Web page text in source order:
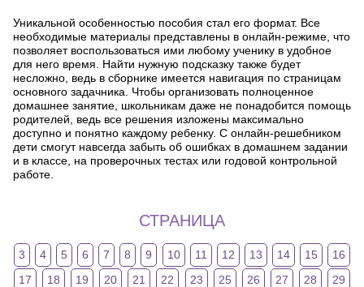
Уникальной особенностью пособия стал его формат. Все
необходимые материалы представлены в онлайн-режиме, что
позволяет воспользоваться ими любому ученику в удобное
для него время. Найти нужную подсказку также будет
несложно, ведь в сборнике имеется навигация по страницам
основного задачника. Чтобы организовать полноценное
домашнее занятие, школьникам даже не понадобится помощь
родителей, ведь все решения изложены максимально
доступно и понятно каждому ребенку. С онлайн-решебником
дети смогут навсегда забыть об ошибках в домашнем задании
и в классе, на проверочных тестах или годовой контрольной
работе.
СТРАНИЦА
3 4 5 6 7 8 9 10 11 12 13 14 15
16
17
18 19 20 21 22 23 25 26 27 28
29